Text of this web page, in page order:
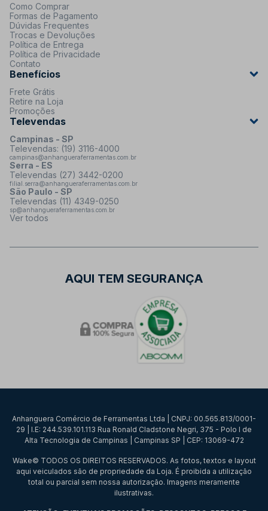
Como Comprar
Formas de Pagamento
Dúvidas Frequentes
Trocas e Devoluções
Política de Entrega
Política de Privacidade
Contato
Benefícios
Frete Grátis
Retire na Loja
Promoções
Televendas
Campinas - SP
Televendas: (19) 3116-4000
campinas@anhangueraferramentas.com.br
Serra - ES
Televendas (27) 3442-0200
filial.serra@anhangueraferramentas.com.br
São Paulo - SP
Televendas (11) 4349-0250
sp@anhangueraferramentas.com.br
Ver todos
AQUI TEM SEGURANÇA
Anhanguera Comércio de Ferramentas Ltda | CNPJ: 00.565.813/0001-
29 | I.E: 244.539.101.113 Rua Ronald Cladstone Negri, 375 - Polo I de
Alta Tecnologia de Campinas | Campinas SP | CEP: 13069-472
Wake© TODOS OS DIREITOS RESERVADOS. As fotos, textos e layout
aqui veiculados são de propriedade da Loja. É proibida a utilização
total ou parcial sem nossa autorização. Imagens meramente
ilustrativas.